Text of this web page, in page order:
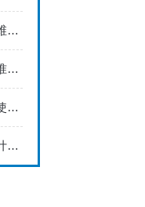
电子天平的选择、使用及维护等注意事项
精密电子天平：科技与精准的结合
高压蒸汽灭菌锅的原理、使用方法和注意事项
这两个紫外可见分光光度计检定问题，你经常遇见吗